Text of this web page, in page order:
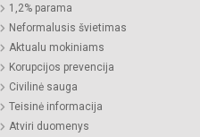
1,2% parama
Neformalusis švietimas
Aktualu mokiniams
Korupcijos prevencija
Civilinė sauga
Teisinė informacija
Atviri duomenys